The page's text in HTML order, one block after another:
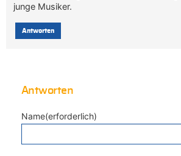
junge Musiker.
Antworten
Antworten
Name(erforderlich)